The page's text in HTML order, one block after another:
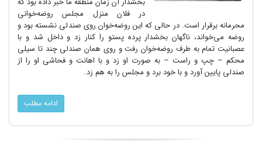
در فلان منزل مجلس روضه‌خوانی
محرمانه برقرار است. در حالی که این روضه‌خوان روی صندلی نشسته بود و
روضه می‌خواند، ناگهان بخشدار پرده پستو را کنار زد و داخل شد و با
عصبانیت تمام به طرف روضه‌خوان رفت و روی همان صندلی چند تا سیلی
محکم – چپ و راست – به صورت او زد و با اهانت و فحاشی او را از
صندلی پایین آورد و با خود برد و مجلس را به هم زد.
ادامه مطلب